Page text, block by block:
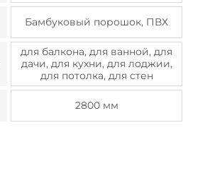
Бамбуковый порошок, ПВХ
для балкона, для ванной, для
дачи, для кухни, для лоджии,
для потолка, для стен
2800 мм